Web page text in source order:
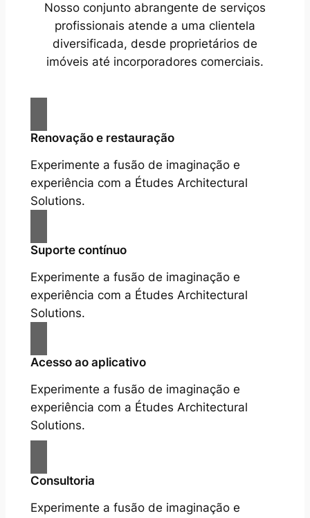
Nosso conjunto abrangente de serviços
profissionais atende a uma clientela
diversificada, desde proprietários de
imóveis até incorporadores comerciais.
Renovação e restauração
Experimente a fusão de imaginação e
experiência com a Études Architectural
Solutions.
Suporte contínuo
Experimente a fusão de imaginação e
experiência com a Études Architectural
Solutions.
Acesso ao aplicativo
Experimente a fusão de imaginação e
experiência com a Études Architectural
Solutions.
Consultoria
Experimente a fusão de imaginação e